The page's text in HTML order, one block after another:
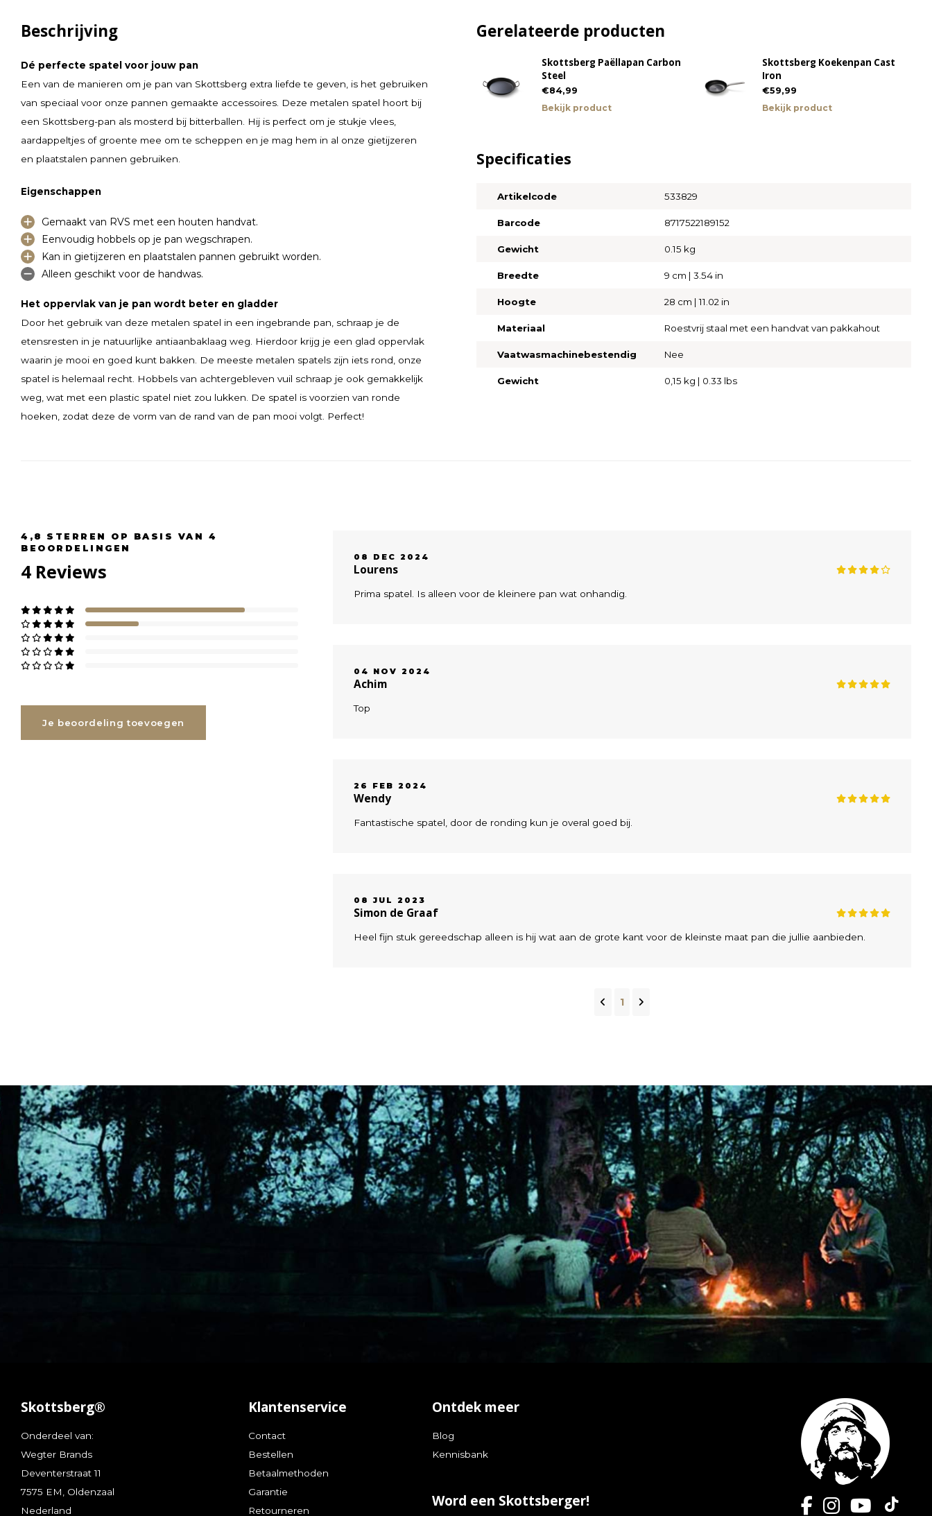
Beschrijving
Dé perfecte spatel voor jouw pan
Een van de manieren om je pan van Skottsberg extra liefde te geven, is het gebruiken
van speciaal voor onze pannen gemaakte accessoires. Deze metalen spatel hoort bij
een Skottsberg-pan als mosterd bij bitterballen. Hij is perfect om je stukje vlees,
aardappeltjes of groente mee om te scheppen en je mag hem in al onze gietijzeren
en plaatstalen pannen gebruiken.
Eigenschappen
Gemaakt van RVS met een houten handvat.
Eenvoudig hobbels op je pan wegschrapen.
Kan in gietijzeren en plaatstalen pannen gebruikt worden.
Alleen geschikt voor de handwas.
Het oppervlak van je pan wordt beter en gladder
Door het gebruik van deze metalen spatel in een ingebrande pan, schraap je de
etensresten in je natuurlijke antiaanbaklaag weg. Hierdoor krijg je een glad oppervlak
waarin je mooi en goed kunt bakken. De meeste metalen spatels zijn iets rond, onze
spatel is helemaal recht. Hobbels van achtergebleven vuil schraap je ook gemakkelijk
weg, wat met een plastic spatel niet zou lukken. De spatel is voorzien van ronde
hoeken, zodat deze de vorm van de rand van de pan mooi volgt. Perfect!
Gerelateerde producten
Skottsberg Paëllapan Carbon
Steel
€84,99
Bekijk product
Skottsberg Koekenpan Cast
Iron
€59,99
Bekijk product
Specificaties
Artikelcode 533829
Barcode 8717522189152
Gewicht 0.15 kg
Breedte 9 cm | 3.54 in
Hoogte 28 cm | 11.02 in
Materiaal Roestvrij staal met een handvat van pakkahout
Vaatwasmachinebestendig Nee
Gewicht 0,15 kg | 0.33 lbs
4,8 STERREN OP BASIS VAN4
BEOORDELINGEN
4Reviews
Je beoordeling toevoegen
08 DEC 2024
Lourens
Prima spatel. Is alleen voor de kleinere pan wat onhandig.
04 NOV 2024
Achim
Top
26 FEB 2024
Wendy
Fantastische spatel, door de ronding kun je overal goed bij.
08 JUL 2023
Simon de Graaf
Heel fijn stuk gereedschap alleen is hij wat aan de grote kant voor de kleinste maat pan die jullie aanbieden.
1
Skottsberg®
Onderdeel van:
Wegter Brands
Deventerstraat 11
7575 EM, Oldenzaal
Nederland
Klantenservice
Contact
Bestellen
Betaalmethoden
Garantie
Retourneren
Ontdek meer
Blog
Kennisbank
Word een Skottsberger!